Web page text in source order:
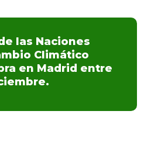
las Naciones
Climático
en Madrid entre